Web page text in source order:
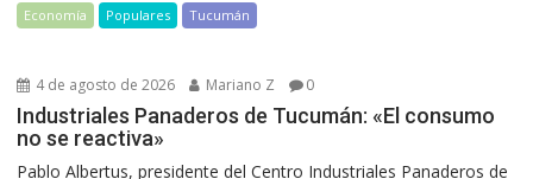
Economía Populares Tucumán
4 de agosto de 2026 Mariano Z 0
Industriales Panaderos de Tucumán: «El consumo
no se reactiva»
Pablo Albertus, presidente del Centro Industriales Panaderos de